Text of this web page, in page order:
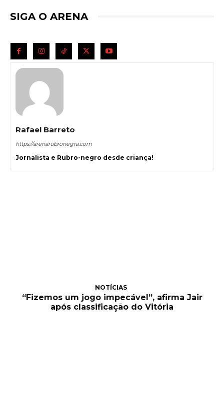
SIGA O ARENA
Rafael Barreto
https://arenarubronegra.com
Jornalista e Rubro-negro desde criança!
NOTÍCIAS
“Fizemos um jogo impecável”, afirma Jair
após classificação do Vitória